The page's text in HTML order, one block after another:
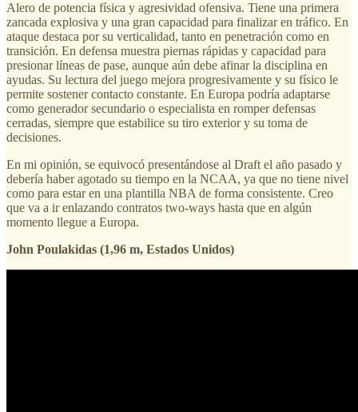
Alero de potencia física y agresividad ofensiva. Tiene una primera
zancada explosiva y una gran capacidad para finalizar en tráfico. En
ataque destaca por su verticalidad, tanto en penetración como en
transición. En defensa muestra piernas rápidas y capacidad para
presionar líneas de pase, aunque aún debe afinar la disciplina en
ayudas. Su lectura del juego mejora progresivamente y su físico le
permite sostener contacto constante. En Europa podría adaptarse
como generador secundario o especialista en romper defensas
cerradas, siempre que estabilice su tiro exterior y su toma de
decisiones.
En mi opinión, se equivocó presentándose al Draft el año pasado y
debería haber agotado su tiempo en la NCAA, ya que no tiene nivel
como para estar en una plantilla NBA de forma consistente. Creo
que va a ir enlazando contratos two-ways hasta que en algún
momento llegue a Europa.
John Poulakidas (1,96 m, Estados Unidos)